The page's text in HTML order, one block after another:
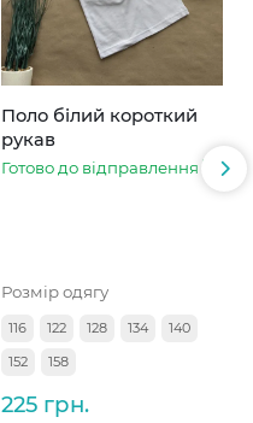
Поло білий короткий
рукав
Готово до відправлення
Розмір одягу
116 122 128 134
140
152
158
225 грн.